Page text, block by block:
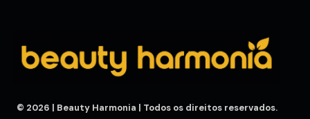
© 2026 | Beauty Harmonia | Todos os direitos reservados.